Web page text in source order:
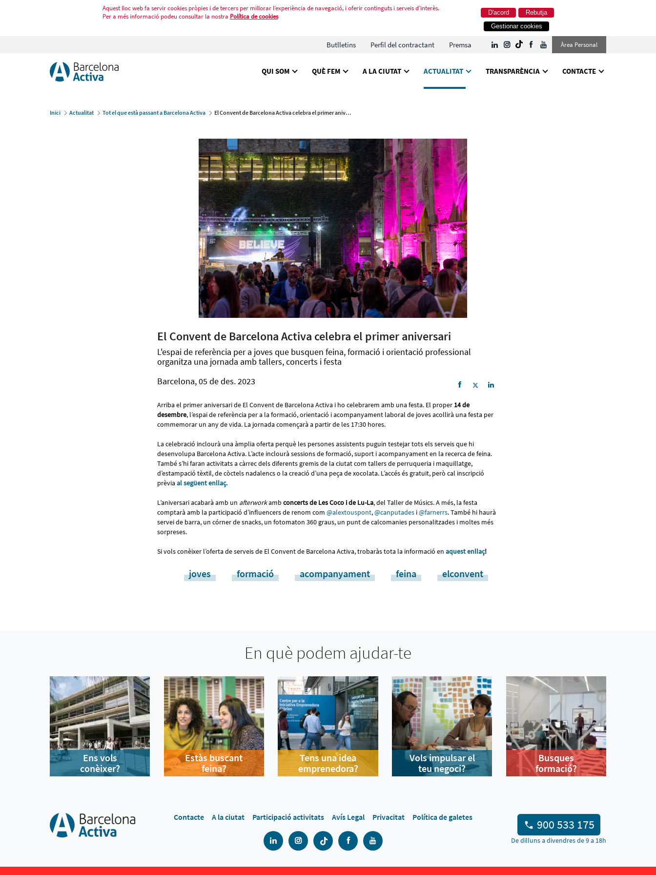
Aquest lloc web fa servir cookies pròpies i de tercers per millorar l’experiència de navegació, i oferir continguts i serveis d’interès.
Per a més informació podeu consultar la nostra Política de cookies Rebutja
D'acord
Gestionar cookies
Butlletins Perfil del contractant Premsa Àrea Personal
QUI SOM QUÈ FEM A LA CIUTAT ACTUALITAT TRANSPARÈNCIA CONTACTE
Inici Actualitat Tot el que està passant a Barcelona Activa El Convent de Barcelona Activa celebra el primer aniversari
El Convent de Barcelona Activa celebra el primer aniversari
L'espai de referència per a joves que busquen feina, formació i orientació professional
organitza una jornada amb tallers, concerts i festa
Barcelona, 05 de des. 2023
Arriba el primer aniversari de El Convent de Barcelona Activa i ho celebrarem amb una festa. El proper 14 de
desembre, l’espai de referència per a la formació, orientació i acompanyament laboral de joves acollirà una festa per
commemorar un any de vida. La jornada començarà a partir de les 17:30 hores.
La celebració inclourà una àmplia oferta perquè les persones assistents puguin testejar tots els serveis que hi
desenvolupa Barcelona Activa. L’acte inclourà sessions de formació, suport i acompanyament en la recerca de feina.
També s’hi faran activitats a càrrec dels diferents gremis de la ciutat com tallers de perruqueria i maquillatge,
d’estampació tèxtil, de còctels nadalencs o la creació d’una peça de xocolata. L’accés és gratuït, però cal inscripció
prèvia al següent enllaç.
L’aniversari acabarà amb un afterworkamb concerts de Les Coco i de Lu-La, del Taller de Músics. A més, la festa
comptarà amb la participació d’influencers de renom com @alextouspont,@canputades i@farnerrs. També hi haurà
servei de barra, un córner de snacks, un fotomaton 360 graus, un punt de calcomanies personalitzades i moltes més
sorpreses.
Si vols conèixer l’oferta de serveis de El Convent de Barcelona Activa, trobaràs tota la informació en aquest enllaç!
joves formació acompanyament feina elconvent
En què podem ajudar-te
Ens vols
conèixer?
Estàs buscant
feina?
Tens una idea
emprenedora?
Vols impulsar el
teu negoci?
Busques
formació?
Contacte A la ciutat Participació activitats Avís Legal Privacitat Política de galetes
900 533 175
De dilluns a divendres de 9 a 18h